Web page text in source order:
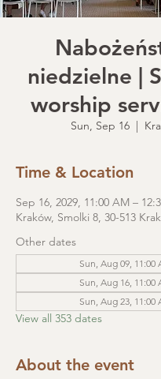
niedzielne |
worship
Sun, Sep 16
  |
Time & Location
Sep 16, 2029, 11:00 AM –
Kraków, Smolki 8, 30-513
Other dates
Sun, Aug 09, 11:00
Sun, Aug 16, 11:00
Sun, Aug 23, 11:00
View all 353 dates
About the event